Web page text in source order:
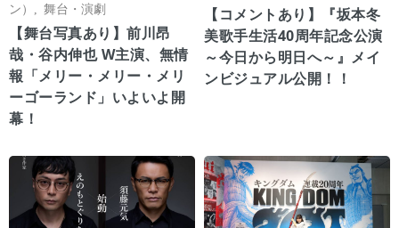
ン）
舞台・演劇
【舞台写真あり】前川昂
哉・谷内伸也 W主演、無情
報「メリー・メリー・メリ
ーゴーランド」いよいよ開
幕！
【コメントあり】『坂本冬
美歌手生活40周年記念公演
～今日から明日へ～』メイ
ンビジュアル公開！！